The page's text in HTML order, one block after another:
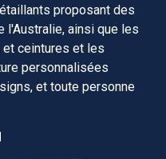
proposant des
l'Australie, ainsi que les
ceintures et les
personnalisées
et toute personne